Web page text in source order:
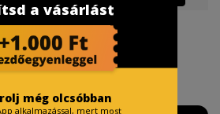
a vásárlást
még olcsóbban
alkalmazással, mert most